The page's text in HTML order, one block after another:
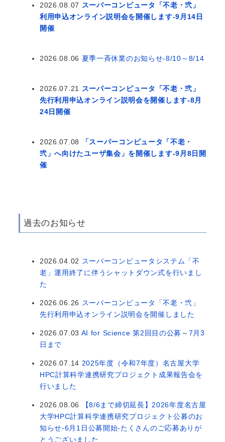
2026.08.07 スーパーコンピュータ「不老・弐」
利用申込オンライン説明会を開催します-9月14日
開催
2026.08.06 夏季一斉休業のお知らせ-8/10～8/14
2026.07.21
スーパーコンピュータ「不老・弐」
先行利用申込オンライン説明会を開催します-8月
24日開催
2026.07.08
「スーパーコンピュータ「不老・
弐」へ向けたユーザ集会」を開催します-9月8日開
催
過去のお知らせ
2026.04.02 スーパーコンピュータシステム「不
老」運用終了に伴うシャットダウン式を行いまし
た
2026.06.26 スーパーコンピュータ「不老・弐」
先行利用申込オンライン説明会を開催しました
2026.07.03 AI for Science 第2回目の公募～7月3
日まで
2026.07.14 2025年度（令和7年度）名古屋大学
HPC計算科学連携研究プロジェクト成果報告会を
行いました
2026.08.06
【8/6まで締切延長】2026年度名古屋
大学HPC計算科学連携研究プロジェクト公募のお
知らせ-6月1日公募開始-たくさんのご応募ありが
とうございました